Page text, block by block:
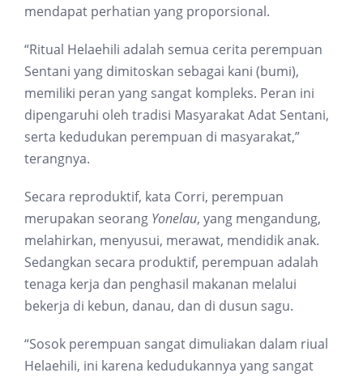
mendapat perhatian yang proporsional.
“Ritual Helaehili adalah semua cerita perempuan
Sentani yang dimitoskan sebagai kani (bumi),
memiliki peran yang sangat kompleks. Peran ini
dipengaruhi oleh tradisi Masyarakat Adat Sentani,
serta kedudukan perempuan di masyarakat,”
terangnya.
Secara reproduktif, kata Corri, perempuan
merupakan seorang Yonelau, yang mengandung,
melahirkan, menyusui, merawat, mendidik anak.
Sedangkan secara produktif, perempuan adalah
tenaga kerja dan penghasil makanan melalui
bekerja di kebun, danau, dan di dusun sagu.
“Sosok perempuan sangat dimuliakan dalam riual
Helaehili, ini karena kedudukannya yang sangat